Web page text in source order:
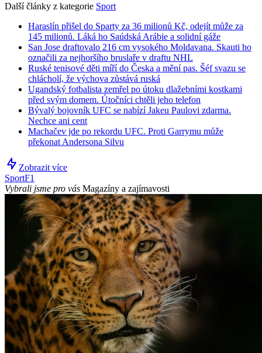
Další články z kategorie Sport
Haraslín přišel do Sparty za 36 milionů Kč, odejít může za
145 milionů. Láká ho Saúdská Arábie a solidní gáže
San Jose draftovalo 216 cm vysokého Moldavana. Skauti ho
označili za nejhoršího bruslaře v draftu NHL
Ruské tenisové děti míří do Česka a mění pas. Šéf svazu se
chlácholí, že výchova zůstává ruská
Ugandský fotbalista zemřel po útoku dlažebními kostkami
před svým domem. Útočníci chtěli jeho telefon
Bývalý bojovník UFC se nabízí Jakeu Paulovi zdarma.
Nechce ani cent
Machačev jde po rekordu UFC. Proti Garrymu může
překonat Andersona Silvu
Zobrazit více
SportF1
Vybrali jsme pro vás Magazíny a zajímavosti